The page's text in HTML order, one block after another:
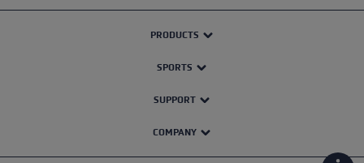
PRODUCTS
SPORTS
SUPPORT
COMPANY